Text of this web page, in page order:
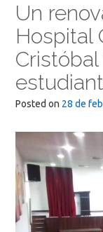
Un
Hospital
Posted on 28 de